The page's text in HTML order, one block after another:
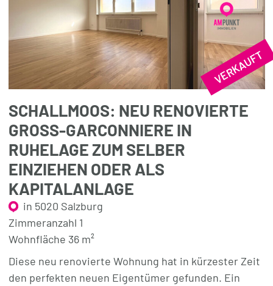
VERKAUFT
SCHALLMOOS: NEU RENOVIERTE
GROSS-GARCONNIERE IN
RUHELAGE ZUM SELBER
EINZIEHEN ODER ALS
KAPITALANLAGE
in 5020 Salzburg
Zimmeranzahl 1
Wohnfläche 36 m²
Diese neu renovierte Wohnung hat in kürzester Zeit
den perfekten neuen Eigentümer gefunden. Ein